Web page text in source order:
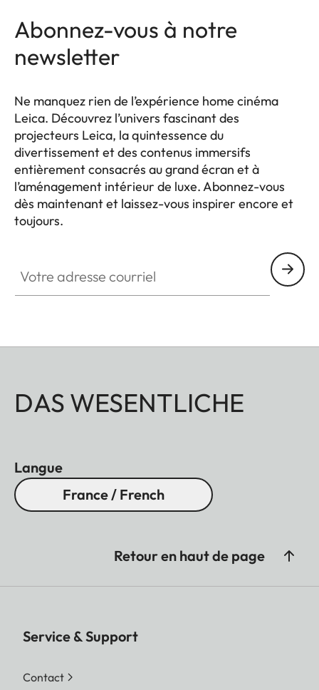
Abonnez-vous à notre
newsletter
Ne manquez rien de l’expérience home cinéma
Leica. Découvrez l’univers fascinant des
projecteurs Leica, la quintessence du
divertissement et des contenus immersifs
entièrement consacrés au grand écran et à
l’aménagement intérieur de luxe. Abonnez-vous
dès maintenant et laissez-vous inspirer encore et
toujours.
DAS WESENTLICHE
Langue
France / French
Retour en haut de page
Service & Support
Contact